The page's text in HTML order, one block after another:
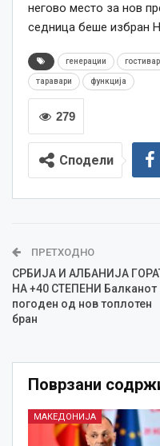
негово место за нов
седница беше избран
генерации гостивар
таравари функција
279
Сподели
ПРЕТХОДНО
СРБИЈА И АЛБАНИЈА
НА +40 СТЕПЕНИ Балканот
погоден од нов топлотен
бран
Поврзани
МАКЕДОНИЈА